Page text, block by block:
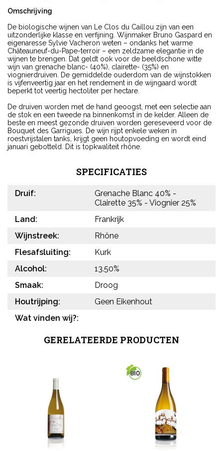
Omschrijving
De biologische wijnen van Le Clos du Caillou zijn van een
uitzonderlijke klasse en verfijning. Wijnmaker Bruno Gaspard en
eigenaresse Sylvie Vacheron weten – ondanks het warme
Châteauneuf-du-Pape-terroir – een zeldzame elegantie in de
wijnen te brengen. Dat geldt ook voor de beeldschone witte
wijn van grenache blanc- (40%), clairette- (35%) en
viognierdruiven. De gemiddelde ouderdom van de wijnstokken
is vijfenveertig jaar en het rendement in de wijngaard wordt
beperkt tot veertig hectoliter per hectare.
De druiven worden met de hand geoogst, met een selectie aan
de stok en een tweede na binnenkomst in de kelder. Alleen de
beste en meest gezonde druiven worden gereseveerd voor de
Bouquet des Garrigues. De wijn rijpt enkele weken in
roestvrijstalen tanks, krijgt geen houtopvoeding en wordt eind
januari gebotteld. Dit is topkwaliteit rhône.
SPECIFICATIES
Druif:
Grenache Blanc 40% -
Clairette 35% - Viognier 25%
Land:
Frankrijk
Wijnstreek:
Rhône
Flesafsluiting:
Kurk
Alcohol:
13.50%
Smaak:
Droog
Houtrijping:
Geen Eikenhout
Wat vinden wij?:
GERELATEERDE PRODUCTEN